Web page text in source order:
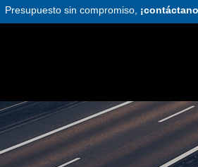
Presupuesto sin compromiso,